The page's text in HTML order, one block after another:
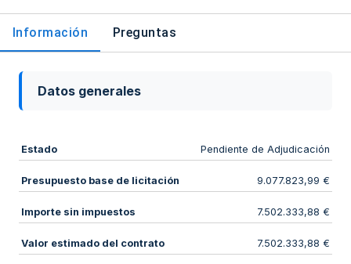
Información Preguntas
Datos generales
Estado Pendiente de Adjudicación
Presupuesto base de licitación 9.077.823,99 €
Importe sin impuestos 7.502.333,88 €
Valor estimado del contrato 7.502.333,88 €